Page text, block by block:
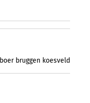
boer bruggen koesveld